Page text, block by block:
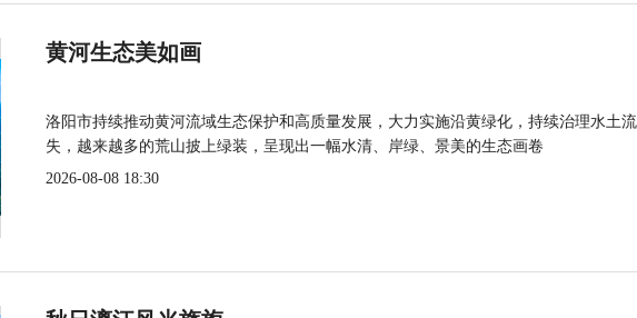
黄河生态美如画
洛阳市持续推动黄河流域生态保护和高质量发展，大力实施沿黄绿化，持续治理水土流
失，越来越多的荒山披上绿装，呈现出一幅水清、岸绿、景美的生态画卷
2026-08-08 18:30